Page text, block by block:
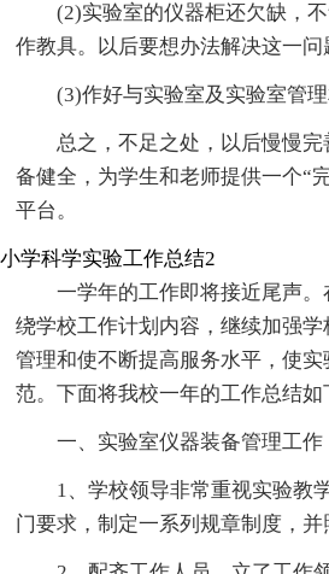
(2)实验室的仪器柜还欠缺，
作教具。以后要想办法解决这一问
(3)作好与实验室及实验室管
总之，不足之处，以后慢慢
备健全，为学生和老师提供一个“
平台。
小学科学实验工作总结2
一学年的工作即将接近尾声。
绕学校工作计划内容，继续加强学
管理和使不断提高服务水平，使
范。下面将我校一年的工作总结如
一、实验室仪器装备管理工作
1、学校领导非常重视实验教
门要求，制定一系列规章制度，并